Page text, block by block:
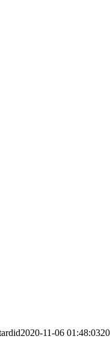
2020-11-06 01:48:03